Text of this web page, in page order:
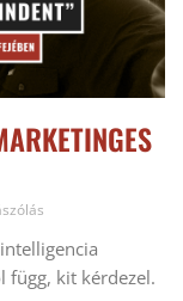
függ, kit kérdezel.